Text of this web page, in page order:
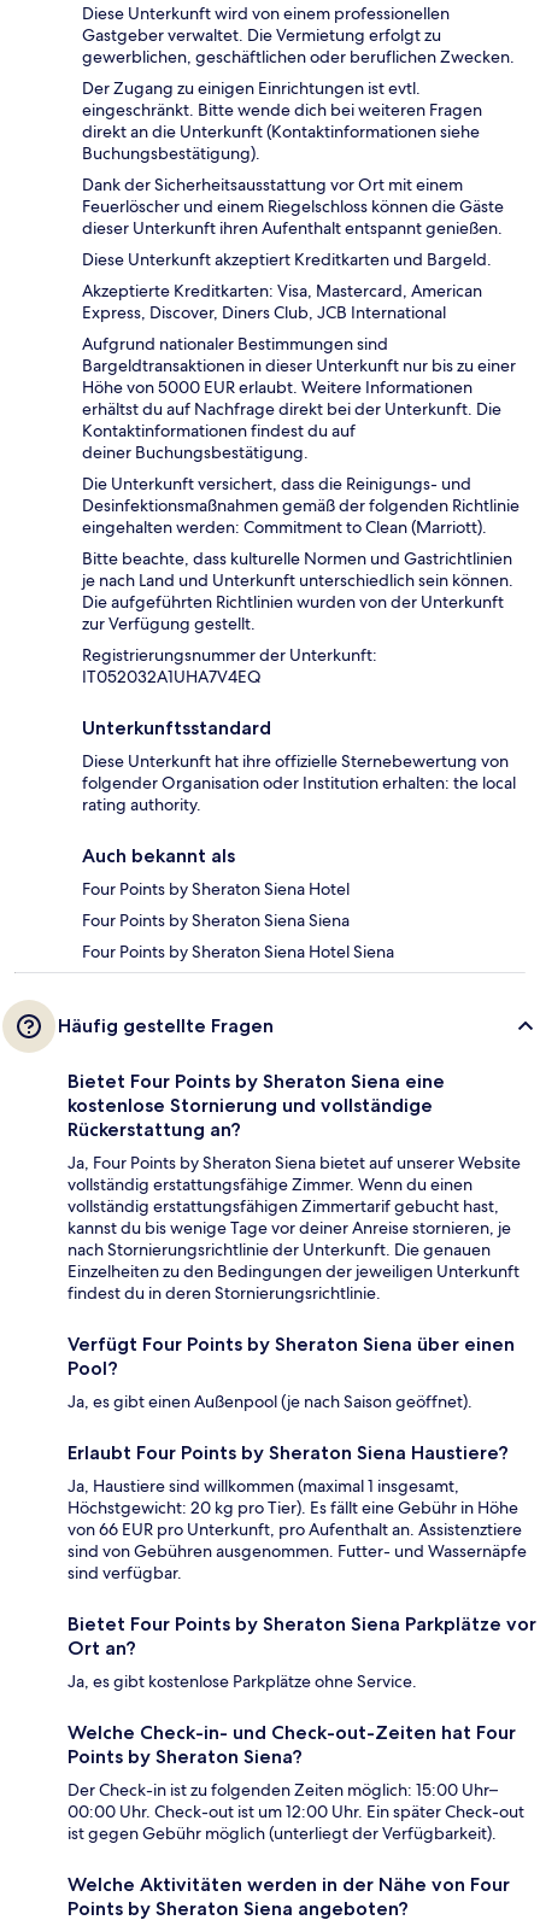
Diese Unterkunft wird von einem professionellen
Gastgeber verwaltet. Die Vermietung erfolgt zu
gewerblichen, geschäftlichen oder beruflichen Zwecken.
Der Zugang zu einigen Einrichtungen ist evtl.
eingeschränkt. Bitte wende dich bei weiteren Fragen
direkt an die Unterkunft (Kontaktinformationen siehe
Buchungsbestätigung).
Dank der Sicherheitsausstattung vor Ort mit einem
Feuerlöscher und einem Riegelschloss können die Gäste
dieser Unterkunft ihren Aufenthalt entspannt genießen.
Diese Unterkunft akzeptiert Kreditkarten und Bargeld.
Akzeptierte Kreditkarten: Visa, Mastercard, American
Express, Discover, Diners Club, JCB International
Aufgrund nationaler Bestimmungen sind
Bargeldtransaktionen in dieser Unterkunft nur bis zu einer
Höhe von 5000 EUR erlaubt. Weitere Informationen
erhältst du auf Nachfrage direkt bei der Unterkunft. Die
Kontaktinformationen findest du auf
deiner Buchungsbestätigung.
Die Unterkunft versichert, dass die Reinigungs- und
Desinfektionsmaßnahmen gemäß der folgenden Richtlinie
eingehalten werden: Commitment to Clean (Marriott).
Bitte beachte, dass kulturelle Normen und Gastrichtlinien
je nach Land und Unterkunft unterschiedlich sein können.
Die aufgeführten Richtlinien wurden von der Unterkunft
zur Verfügung gestellt.
Registrierungsnummer der Unterkunft:
IT052032A1UHA7V4EQ
Unterkunftsstandard
Diese Unterkunft hat ihre offizielle Sternebewertung von
folgender Organisation oder Institution erhalten: the local
rating authority.
Auch bekannt als
Four Points by Sheraton Siena Hotel
Four Points by Sheraton Siena Siena
Four Points by Sheraton Siena Hotel Siena
Häufig gestellte Fragen
Bietet Four Points by Sheraton Siena eine
kostenlose Stornierung und vollständige
Rückerstattung an?
Ja, Four Points by Sheraton Siena bietet auf unserer Website
vollständig erstattungsfähige Zimmer. Wenn du einen
vollständig erstattungsfähigen Zimmertarif gebucht hast,
kannst du bis wenige Tage vor deiner Anreise stornieren, je
nach Stornierungsrichtlinie der Unterkunft. Die genauen
Einzelheiten zu den Bedingungen der jeweiligen Unterkunft
findest du in deren Stornierungsrichtlinie.
Verfügt Four Points by Sheraton Siena über einen
Pool?
Ja, es gibt einen Außenpool (je nach Saison geöffnet).
Erlaubt Four Points by Sheraton Siena Haustiere?
Ja, Haustiere sind willkommen (maximal 1 insgesamt,
Höchstgewicht: 20 kg pro Tier). Es fällt eine Gebühr in Höhe
von 66 EUR pro Unterkunft, pro Aufenthalt an. Assistenztiere
sind von Gebühren ausgenommen. Futter- und Wassernäpfe
sind verfügbar.
Bietet Four Points by Sheraton Siena Parkplätze vor
Ort an?
Ja, es gibt kostenlose Parkplätze ohne Service.
Welche Check-in- und Check-out-Zeiten hat Four
Points by Sheraton Siena?
Der Check-in ist zu folgenden Zeiten möglich: 15:00 Uhr–
00:00 Uhr. Check-out ist um 12:00 Uhr. Ein später Check-out
ist gegen Gebühr möglich (unterliegt der Verfügbarkeit).
Welche Aktivitäten werden in der Nähe von Four
Points by Sheraton Siena angeboten?